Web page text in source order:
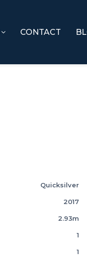
CONTACT
Quicksilver
2017
2.93m
1
1